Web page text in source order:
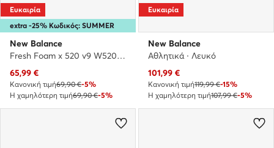
extra -25% Κωδικός: SUMMER
Ευκαιρία
New Balance
Fresh Foam x 520 v9 W5201MR · Παπούτσια για Τρέξιμο
Τρέχουσα τιμή
65,99 €
Κανονική τιμή69,90 €-5%
Η χαμηλότερη τιμή69,90 €-5%
Ευκαιρία
New Balance
Αθλητικά · Λευκό
Τρέχουσα τιμή
101,99 €
Κανονική τιμή119,99 €-15%
Η χαμηλότερη τιμή107,99 €-5%